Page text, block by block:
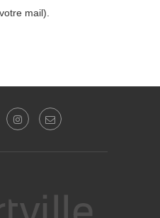
mail).